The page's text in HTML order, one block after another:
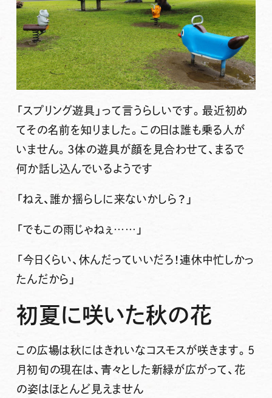
「スプリング遊具」 って言うらしいです。最近初め
てその名前を知りました。この日は誰も乗る人が
いません。3体の遊具が顔を見合わせて、まるで
何か話し込んでいるようです
「ねえ、誰か揺らしに来ないかしら？」
「でもこの雨じゃねぇ……」
「今日くらい、休んだっていいだろ！連休中忙しかっ
たんだから」
初夏に咲いた秋の花
この広場は秋にはきれいなコスモスが咲きます。5
月初旬の現在は、青々とした新緑が広がって、花
の姿はほとんど見えません